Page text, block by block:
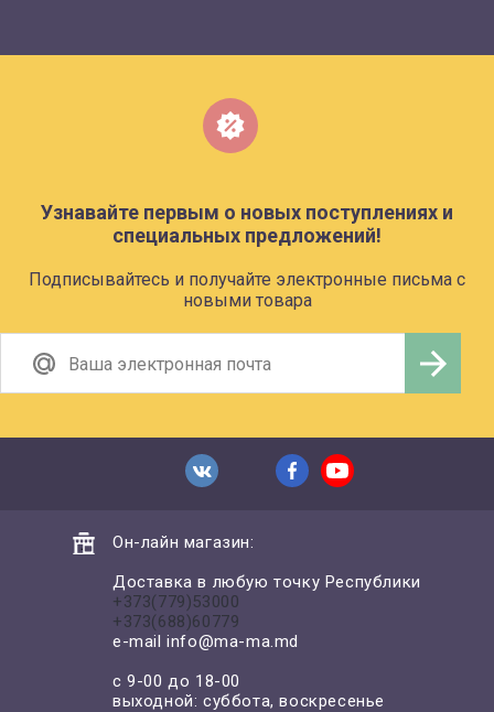
Узнавайте первым о новых поступлениях и
специальных предложений!
Подписывайтесь и получайте электронные письма с
новыми товара
Он-лайн магазин:
Доставка в любую точку Республики
+373(779)53000
+373(688)60779
e-mailinfo@ma-ma.md
с 9-00 до 18-00
выходной: суббота, воскресенье